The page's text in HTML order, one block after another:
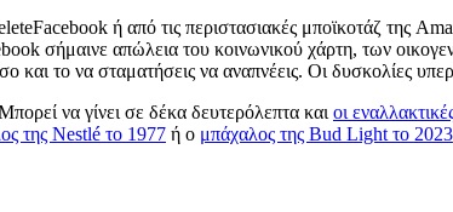
ή από τις περιστασιακές μποϊκοτάζ της
σήμαινε απώλεια του κοινωνικού χάρτη, των
και το να σταματήσεις να αναπνέεις. Οι δυσκολίες
να γίνει σε δέκα δευτερόλεπτα και οι
της Nestlé το 1977 ή ο μπάχαλος της Bud Light το 2023